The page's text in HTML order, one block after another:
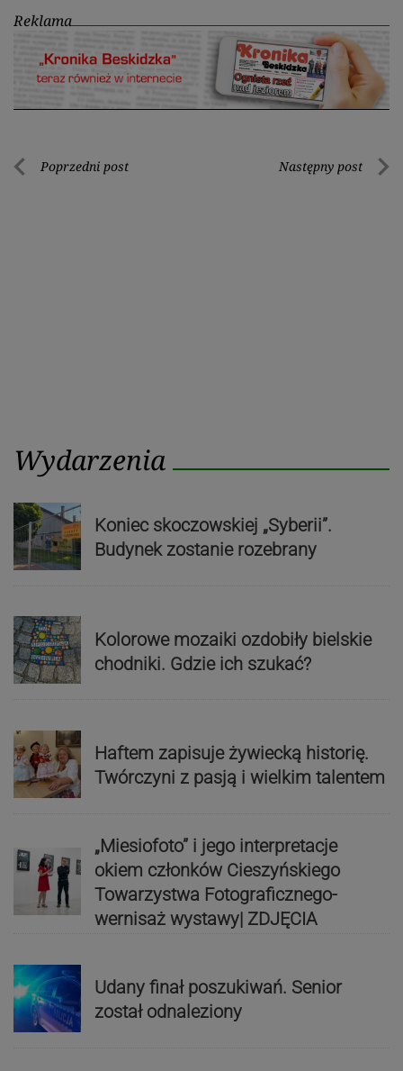
Reklama
Nawigacja
Poprzedni post Następny post
Wydarzenia
Koniec skoczowskiej „Syberii”.
Budynek zostanie rozebrany
Kolorowe mozaiki ozdobiły bielskie
chodniki. Gdzie ich szukać?
Haftem zapisuje żywiecką historię.
Twórczyni z pasją i wielkim talentem
„Miesiofoto” i jego interpretacje
okiem członków Cieszyńskiego
Towarzystwa Fotograficznego-
wernisaż wystawy| ZDJĘCIA
Udany finał poszukiwań. Senior
został odnaleziony